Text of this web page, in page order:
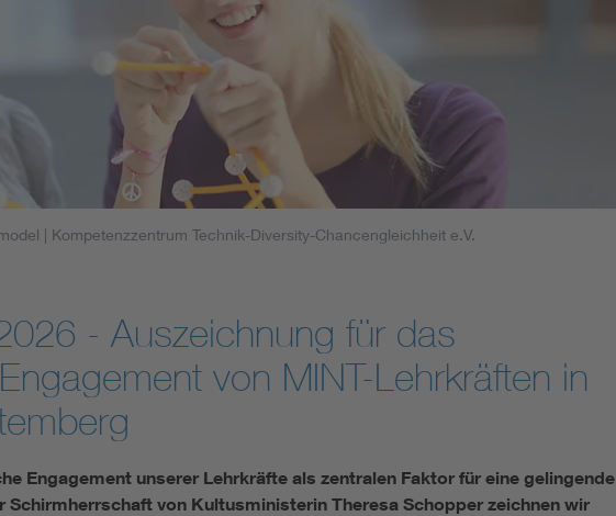
| Kompetenzzentrum Technik-Diversity-Chancengleichheit e.V.
- Auszeichnung für das
von MINT-Lehrkräften in
Engagement unserer Lehrkräfte als zentralen Faktor für eine gelingende
Schirmherrschaft von Kultusministerin Theresa Schopper zeichnen wir